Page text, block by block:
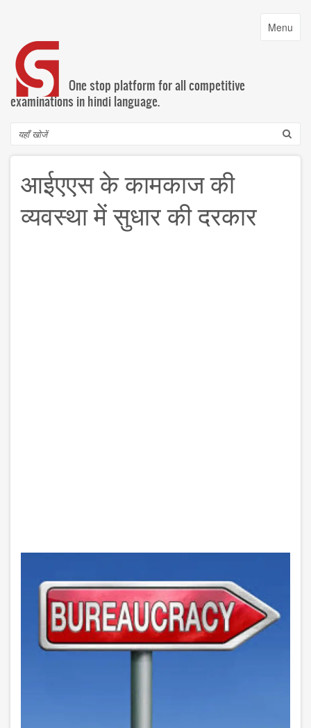
content
Toggle
Menu
One stop platform for all competitive
examinations in hindi language.
Search
आईएएस के कामकाज की
व्यवस्था में सुधार की दरकार